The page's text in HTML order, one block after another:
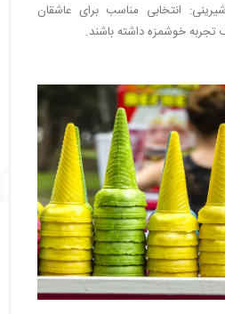
انتخابی مناسب برای عاشقان
خوشمزه داشته باشند.